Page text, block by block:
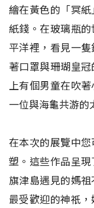
繪在黃色的「冥
紙錢。在玻璃瓶
平洋裡，看見一
著口罩與珊瑚皇
上有個男童在吹
一位與海龜共游的
在本次的展覽中
塑。這些作品呈
旗津島遇見的媽
最受歡迎的神祇